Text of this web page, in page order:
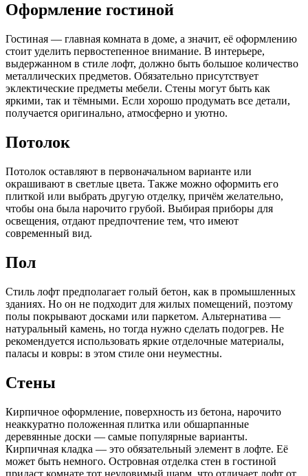
Оформление гостиной
Гостиная — главная комната в доме, а значит, её оформлению
стоит уделить первостепенное внимание. В интерьере,
выдержанном в стиле лофт, должно быть большое количество
металлических предметов. Обязательно присутствует
эклектические предметы мебели. Стены могут быть как
яркими, так и тёмными. Если хорошо продумать все детали,
получается оригинально, атмосферно и уютно.
Потолок
Потолок оставляют в первоначальном варианте или
окрашивают в светлые цвета. Также можно оформить его
плиткой или выбрать другую отделку, причём желательно,
чтобы она была нарочито грубой. Выбирая приборы для
освещения, отдают предпочтение тем, что имеют
современный вид.
Пол
Стиль лофт предполагает голый бетон, как в промышленных
зданиях. Но он не подходит для жилых помещений, поэтому
полы покрывают досками или паркетом. Альтернатива —
натуральный камень, но тогда нужно сделать подогрев. Не
рекомендуется использовать яркие отделочные материалы,
паласы и ковры: в этом стиле они неуместны.
Стены
Кирпичное оформление, поверхность из бетона, нарочито
неаккуратно положенная плитка или обшарпанные
деревянные доски — самые популярные варианты.
Кирпичная кладка — это обязательный элемент в лофте. Её
может быть немного. Островная отделка стен в гостиной
придаст комнате тот неуловимый шарм, что отличает лофт от